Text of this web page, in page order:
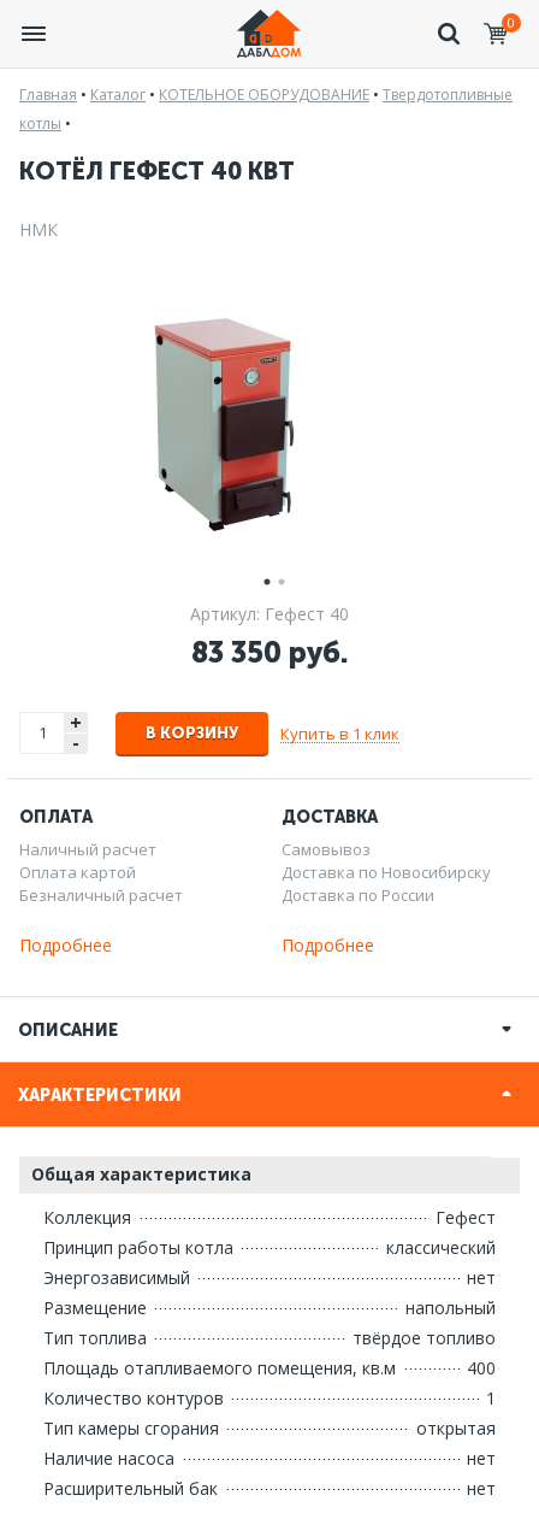
0
Главная • Каталог • КОТЕЛЬНОЕ ОБОРУДОВАНИЕ • Твердотопливные
котлы •
КОТЁЛ ГЕФЕСТ 40 КВТ
НМК
Артикул: Гефест 40
83 350 руб.
+
- В КОРЗИНУ Купить в 1 клик
ОПЛАТА
Наличный расчет
Оплата картой
Безналичный расчет
Подробнее
ДОСТАВКА
Самовывоз
Доставка по Новосибирску
Доставка по России
Подробнее
ОПИСАНИЕ
ХАРАКТЕРИСТИКИ
Общая характеристика
Коллекция
Гефест
Принцип работы котла
классический
Энергозависимый
нет
Размещение
напольный
Тип топлива
твёрдое топливо
Площадь отапливаемого помещения, кв.м
400
Количество контуров
1
Тип камеры сгорания
открытая
Наличие насоса
нет
Расширительный бак
нет